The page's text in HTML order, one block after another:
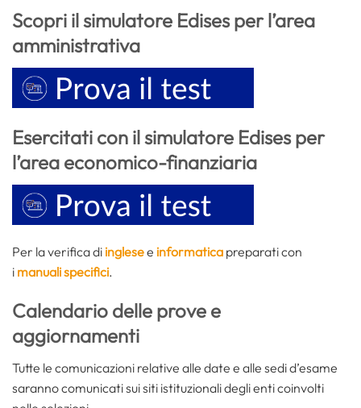
Scopri il simulatore Edises per l’area
amministrativa
Esercitati con il simulatore Edises per
l’area economico-finanziaria
Per la verifica di inglesee informatica preparati con
i manuali specifici.
Calendario delle prove e
aggiornamenti
Tutte le comunicazioni relative alle date e alle sedi d’esame
saranno comunicati sui siti istituzionali degli enti coinvolti